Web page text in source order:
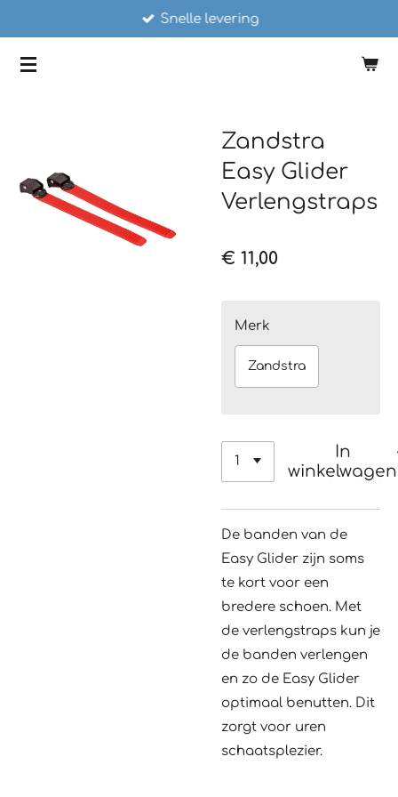
naar
Snelle levering
Zandstra
Easy Glider
Verlengstraps
€ 11,00
Merk
Zandstra
In
winkelwagen
De banden van de
Easy Glider zijn soms
te kort voor een
bredere schoen. Met
de verlengstraps kun je
de banden verlengen
en zo de Easy Glider
optimaal benutten. Dit
zorgt voor uren
schaatsplezier.